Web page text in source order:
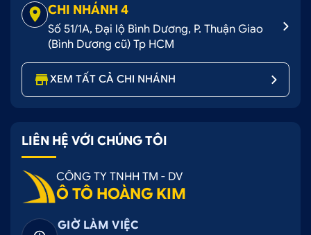
CHI NHÁNH 4
Số 51/1A, Đại lộ Bình Dương, P. Thuận Giao
(Bình Dương cũ) Tp HCM
XEM TẤT CẢ CHI NHÁNH
LIÊN HỆ VỚI CHÚNG TÔI
CÔNG TY TNHH TM - DV
Ô TÔ HOÀNG KIM
GIỜ LÀM VIỆC